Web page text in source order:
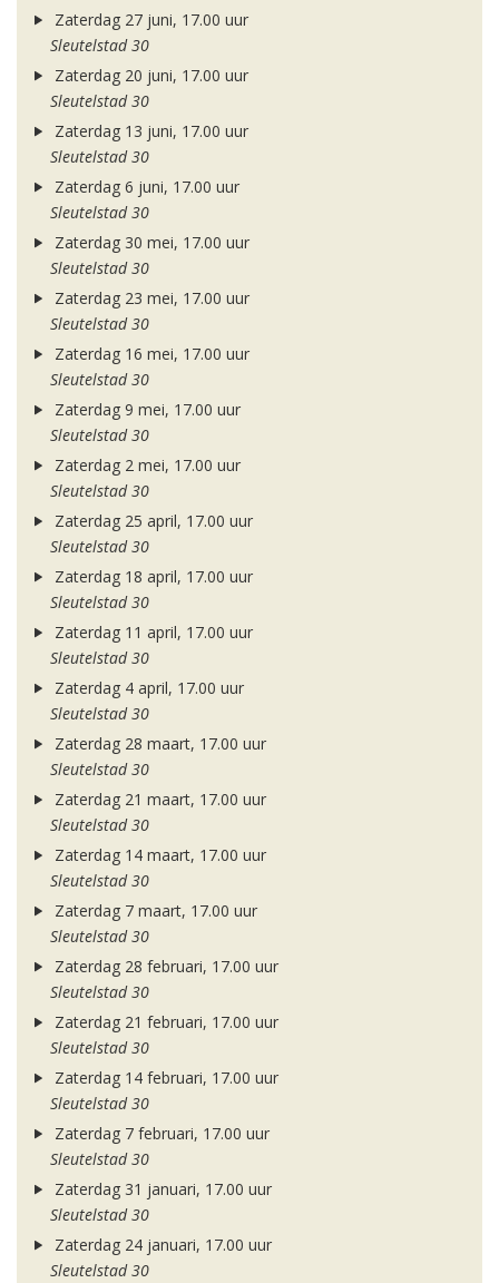
Zaterdag 27 juni, 17.00 uur
Sleutelstad 30
Zaterdag 20 juni, 17.00 uur
Sleutelstad 30
Zaterdag 13 juni, 17.00 uur
Sleutelstad 30
Zaterdag 6 juni, 17.00 uur
Sleutelstad 30
Zaterdag 30 mei, 17.00 uur
Sleutelstad 30
Zaterdag 23 mei, 17.00 uur
Sleutelstad 30
Zaterdag 16 mei, 17.00 uur
Sleutelstad 30
Zaterdag 9 mei, 17.00 uur
Sleutelstad 30
Zaterdag 2 mei, 17.00 uur
Sleutelstad 30
Zaterdag 25 april, 17.00 uur
Sleutelstad 30
Zaterdag 18 april, 17.00 uur
Sleutelstad 30
Zaterdag 11 april, 17.00 uur
Sleutelstad 30
Zaterdag 4 april, 17.00 uur
Sleutelstad 30
Zaterdag 28 maart, 17.00 uur
Sleutelstad 30
Zaterdag 21 maart, 17.00 uur
Sleutelstad 30
Zaterdag 14 maart, 17.00 uur
Sleutelstad 30
Zaterdag 7 maart, 17.00 uur
Sleutelstad 30
Zaterdag 28 februari, 17.00 uur
Sleutelstad 30
Zaterdag 21 februari, 17.00 uur
Sleutelstad 30
Zaterdag 14 februari, 17.00 uur
Sleutelstad 30
Zaterdag 7 februari, 17.00 uur
Sleutelstad 30
Zaterdag 31 januari, 17.00 uur
Sleutelstad 30
Zaterdag 24 januari, 17.00 uur
Sleutelstad 30